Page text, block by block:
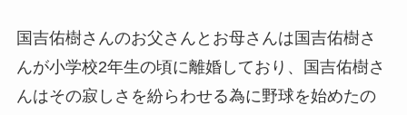
国吉佑樹さんのお父さんとお母さんは国吉佑樹さ
んが小学校2年生の頃に離婚しており、国吉佑樹さ
んはその寂しさを紛らわせる為に野球を始めたの